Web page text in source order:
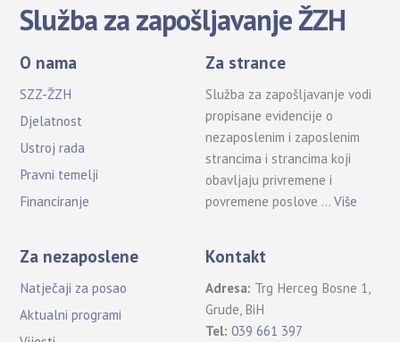
Služba za zapošljavanje ŽZH
O nama
SZZ-ŽZH
Djelatnost
Ustroj rada
Pravni temelji
Financiranje
Za strance
Služba za zapošljavanje vodi
propisane evidencije o
nezaposlenim i zaposlenim
strancima i strancima koji
obavljaju privremene i
povremene poslove …Više
Za nezaposlene
Natječaji za posao
Aktualni programi
Kontakt
Adresa: Trg Herceg Bosne 1,
Grude, BiH
Tel: 039 661 397